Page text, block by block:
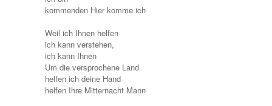
kommenden Hier komme ich
Weil ich Ihnen helfen
ich kann verstehen,
ich kann Ihnen
Um die versprochene Land
helfen ich deine Hand
helfen Ihre Mitternacht Mann